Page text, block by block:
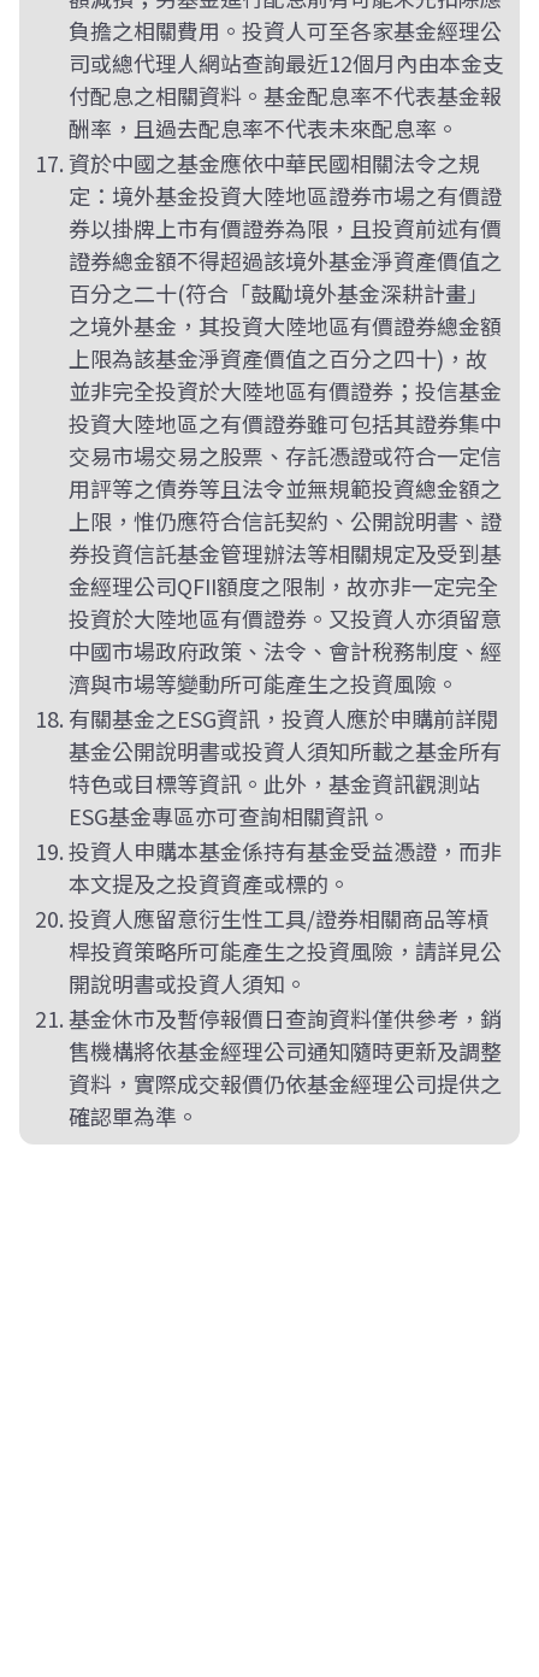
負擔之相關費用。投資人可至各家基金經理公
司或總代理人網站查詢最近12個月內由本金支
付配息之相關資料。基金配息率不代表基金報
酬率，且過去配息率不代表未來配息率。
資於中國之基金應依中華民國相關法令之規
定：境外基金投資大陸地區證券市場之有價證
券以掛牌上市有價證券為限，且投資前述有價
證券總金額不得超過該境外基金淨資產價值之
百分之二十(符合「鼓勵境外基金深耕計畫」
之境外基金，其投資大陸地區有價證券總金額
上限為該基金淨資產價值之百分之四十)，故
並非完全投資於大陸地區有價證券；投信基金
投資大陸地區之有價證券雖可包括其證券集中
交易市場交易之股票、存託憑證或符合一定信
用評等之債券等且法令並無規範投資總金額之
上限，惟仍應符合信託契約、公開說明書、證
券投資信託基金管理辦法等相關規定及受到基
金經理公司QFII額度之限制，故亦非一定完全
投資於大陸地區有價證券。又投資人亦須留意
中國市場政府政策、法令、會計稅務制度、經
濟與市場等變動所可能產生之投資風險。
有關基金之ESG資訊，投資人應於申購前詳閱
基金公開說明書或投資人須知所載之基金所有
特色或目標等資訊。此外，基金資訊觀測站
ESG基金專區亦可查詢相關資訊。
投資人申購本基金係持有基金受益憑證，而非
本文提及之投資資產或標的。
投資人應留意衍生性工具/證券相關商品等槓
桿投資策略所可能產生之投資風險，請詳見公
開說明書或投資人須知。
基金休市及暫停報價日查詢資料僅供參考，銷
售機構將依基金經理公司通知隨時更新及調整
資料，實際成交報價仍依基金經理公司提供之
確認單為準。